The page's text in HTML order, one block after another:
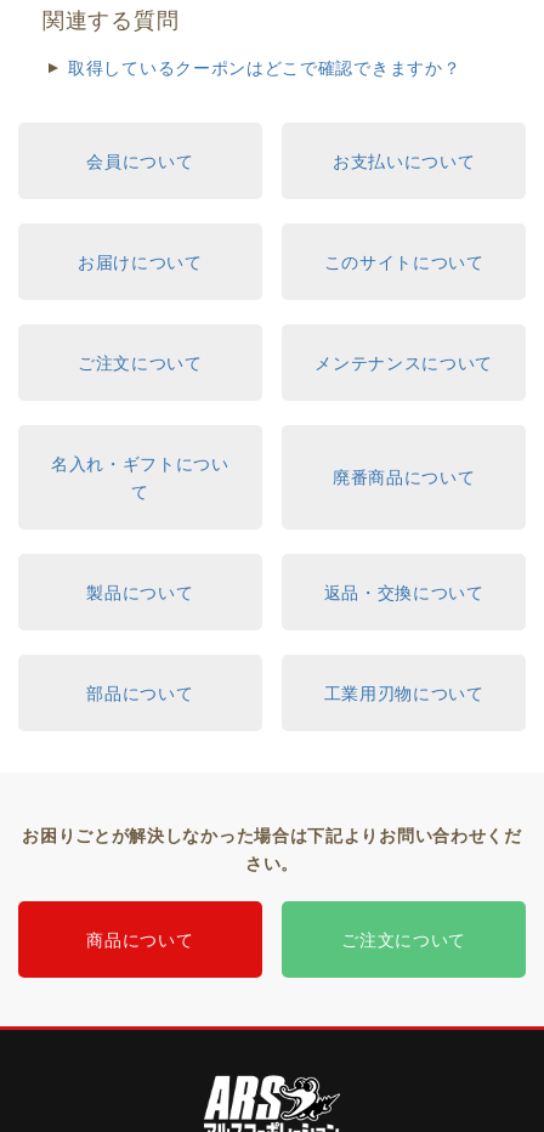
関連する質問
取得しているクーポンはどこで確認できますか？
会員について お支払いについて
お届けについて このサイトについて
ご注文について メンテナンスについて
名入れ・ギフトについ
て
廃番商品について
製品について 返品・交換について
部品について 工業用刃物について
お困りごとが解決しなかった場合は下記よりお問い合わせくだ
さい。
商品について ご注文について